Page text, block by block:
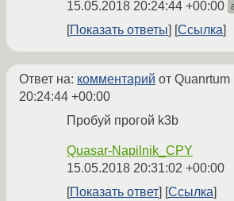
15.05.2018 20:24:44 +00:00
Показать ответы Ссылка
Ответ на: комментарий от Quanrtum
20:24:44 +00:00
Пробуй прогой k3b
Quasar-Napilnik_CPY
15.05.2018 20:31:02 +00:00
Показать ответ
Ссылка